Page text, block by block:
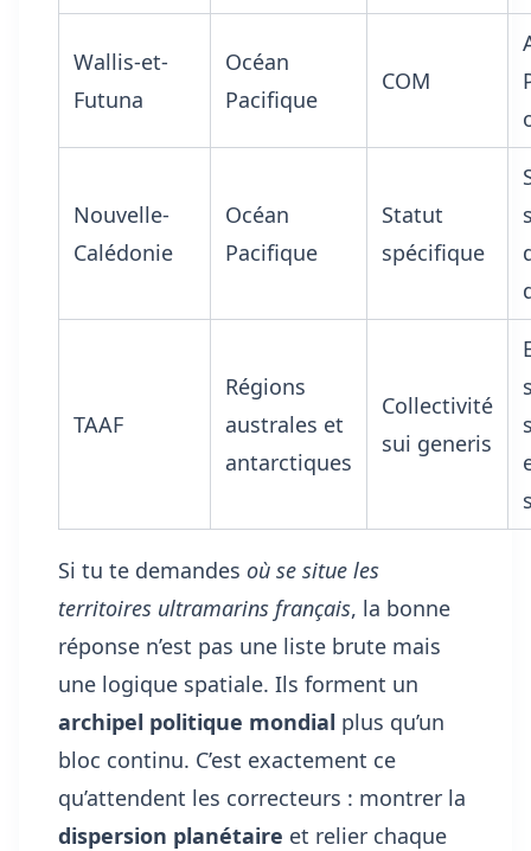
Wallis-et-
Futuna
Océan
Pacifique
COM
Nouvelle-
Calédonie
Océan
Pacifique
Statut
spécifique
TAAF
Régions
australes et
antarctiques
Collectivité
sui generis
Si tu te demandes où se situe les
territoires ultramarins français, la bonne
réponse n’est pas une liste brute mais
une logique spatiale. Ils forment un
archipel politique mondial plus qu’un
bloc continu. C’est exactement ce
qu’attendent les correcteurs : montrer la
dispersion planétaire et relier chaque